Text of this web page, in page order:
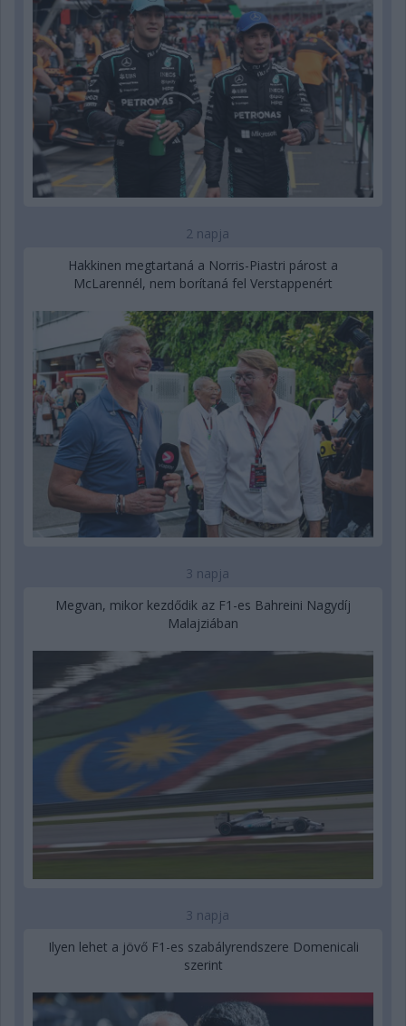
2 napja
Hakkinen megtartaná a Norris-Piastri párost a
McLarennél, nem borítaná fel Verstappenért
3 napja
Megvan, mikor kezdődik az F1-es Bahreini Nagydíj
Malajziában
3 napja
Ilyen lehet a jövő F1-es szabályrendszere Domenicali
szerint